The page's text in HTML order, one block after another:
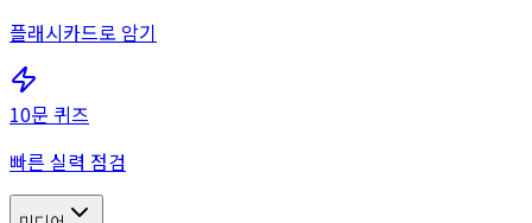
플래시카드로 암기
10문 퀴즈
빠른 실력 점검